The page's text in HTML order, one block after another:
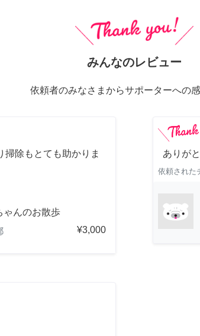
みんなのレビュー
依頼者のみなさまからサポーターへの
掃除もとても助かりま
ゃんのお散歩
¥3,000
ありが
依頼された